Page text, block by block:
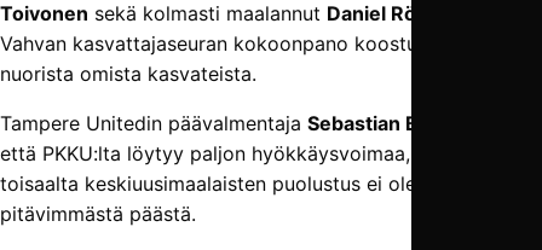
Toivonen sekä kolmasti maalannut Daniel Rökman
Vahvan kasvattajaseuran kokoonpano koostuu lähinnä
nuorista omista kasvateista.
Tampere Unitedin päävalmentaja Sebastian Bowles
että PKKU:lta löytyy paljon hyökkäysvoimaa, mutta
toisaalta keskiuusimaalaisten puolustus ei ole ollut sarjan
pitävimmästä päästä.